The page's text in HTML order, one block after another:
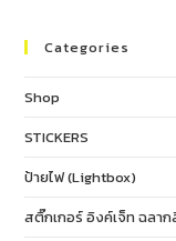
Categories
Shop
STICKERS
ป้ายไฟ (Lightbox)
สติ๊กเกอร์ อิงค์เจ็ท ฉลา